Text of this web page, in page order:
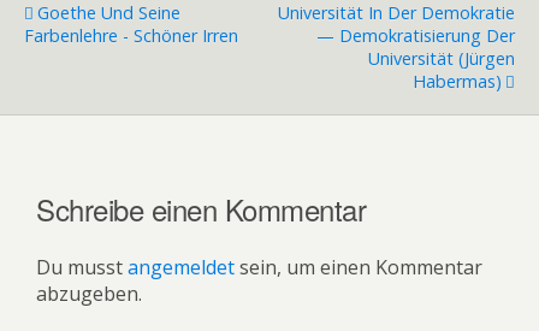
Goethe Und Seine
Farbenlehre - Schöner Irren
Universität In Der Demokratie
— Demokratisierung Der
Universität (Jürgen
Habermas)
Schreibe einen Kommentar
Du musstangemeldetsein, um einen Kommentar
abzugeben.